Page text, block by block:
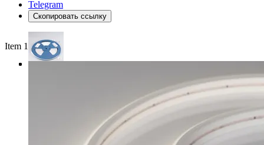
Telegram
Скопировать ссылку
Item 1 of 3